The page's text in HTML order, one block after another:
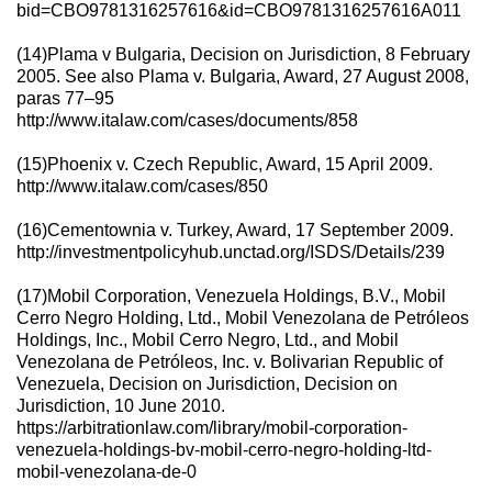
bid=CBO9781316257616&id=CBO9781316257616A011
(14)Plama v Bulgaria, Decision on Jurisdiction, 8 February
2005. See also Plama v. Bulgaria, Award, 27 August 2008,
paras 77–95
http://www.italaw.com/cases/documents/858
(15)Phoenix v. Czech Republic, Award, 15 April 2009.
http://www.italaw.com/cases/850
(16)Cementownia v. Turkey, Award, 17 September 2009.
http://investmentpolicyhub.unctad.org/ISDS/Details/239
(17)Mobil Corporation, Venezuela Holdings, B.V., Mobil
Cerro Negro Holding, Ltd., Mobil Venezolana de Petróleos
Holdings, Inc., Mobil Cerro Negro, Ltd., and Mobil
Venezolana de Petróleos, Inc. v. Bolivarian Republic of
Venezuela, Decision on Jurisdiction, Decision on
Jurisdiction, 10 June 2010.
https://arbitrationlaw.com/library/mobil-corporation-
venezuela-holdings-bv-mobil-cerro-negro-holding-ltd-
mobil-venezolana-de-0